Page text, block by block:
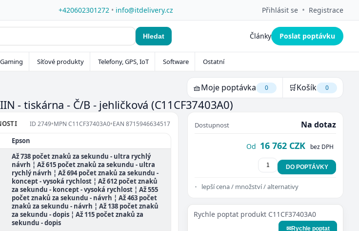
+420602301272 • info@itdelivery.cz Přihlásit se • Registrace
Hledat Články Poslat poptávku
Síťové produkty Telefony, GPS, IoT Software Ostatní
🧺Moje poptávka 0 🛒Košík 0
- tiskárna - Č/B - jehličková (C11CF37403A0)
ID 2749•MPN C11CF37403A0•EAN 8715946634517
Epson
Až 738 počet znaků za sekundu - ultra rychlý
návrh ¦ Až 615 počet znaků za sekundu - ultra
rychlý návrh ¦ Až 694 počet znaků za sekundu -
koncept - vysoká rychlost ¦ Až 612 počet znaků
za sekundu - koncept - vysoká rychlost ¦ Až 555
počet znaků za sekundu - návrh ¦ Až 463 počet
znaků za sekundu - návrh ¦ Až 138 počet znaků
za sekundu - dopis ¦ Až 115 počet znaků za
sekundu - dopis
Dostupnost Na dotaz
Od 16 762 CZK bez DPH
DO POPTÁVKY
lepší cena / množství / alternativy
Rychle poptat produkt C11CF37403A0
✉Rychle poptat